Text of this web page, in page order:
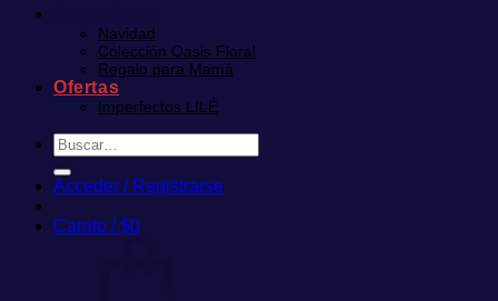
Navidad
Colección Oasis Floral
Regalo para Mamá
Ofertas
Imperfectos LILÉ
Buscar
por:
Acceder / Registrarse
Carrito /$0